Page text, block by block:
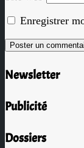
Enregistrer
Newsletter
Publicité
Dossiers